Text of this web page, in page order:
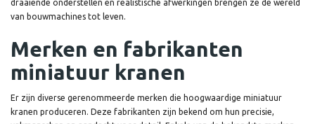
draaiende onderstellen en realistische afwerkingen brengen ze de wereld
van bouwmachines tot leven.
Merken en fabrikanten
miniatuur kranen
Er zijn diverse gerenommeerde merken die hoogwaardige miniatuur
kranen produceren. Deze fabrikanten zijn bekend om hun precisie,